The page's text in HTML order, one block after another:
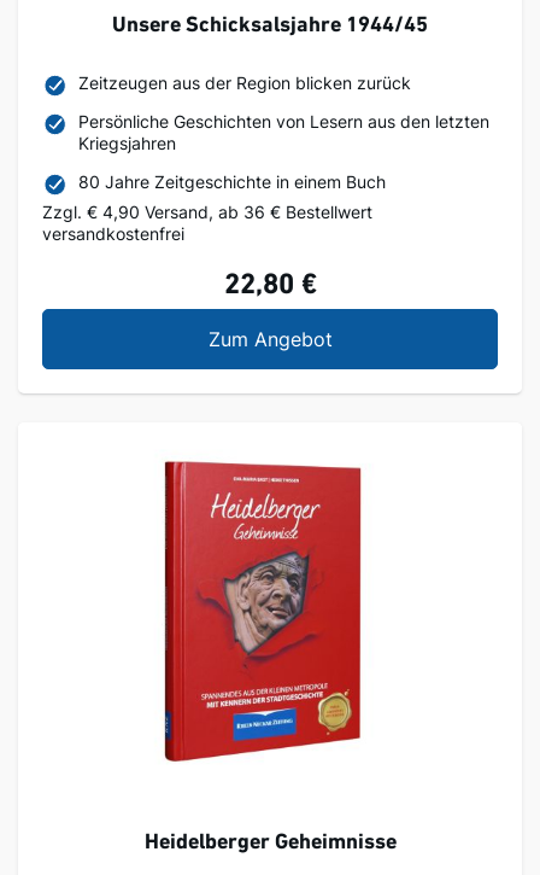
Unsere Schicksalsjahre 1944/45
Zeitzeugen aus der Region blicken zurück
Persönliche Geschichten von Lesern aus den letzten
Kriegsjahren
80 Jahre Zeitgeschichte in einem Buch
Zzgl. € 4,90 Versand, ab 36 € Bestellwert
versandkostenfrei
22,80 €
Zum AngebotUnsere
Heidelberger Geheimnisse